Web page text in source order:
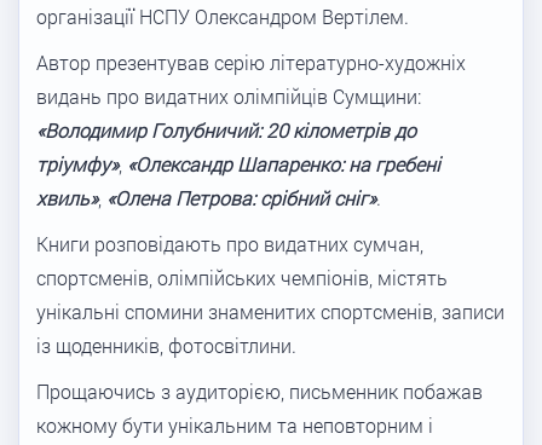
організації НСПУ Олександром Вертілем.
Автор презентував серію літературно-художніх
видань про видатних олімпійців Сумщини:
«Володимир Голубничий: 20 кілометрів до
тріумфу», «Олександр Шапаренко: на гребені
хвиль», «Олена Петрова: срібний сніг».
Книги розповідають про видатних сумчан,
спортсменів, олімпійських чемпіонів, містять
унікальні спомини знаменитих спортсменів, записи
із щоденників, фотосвітлини.
Прощаючись з аудиторією, письменник побажав
кожному бути унікальним та неповторним і